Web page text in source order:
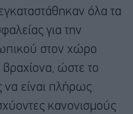
όλα τα
για την
στον χώρο
βραχίονα, ώστε το
να είναι πλήρως
κανονισμούς